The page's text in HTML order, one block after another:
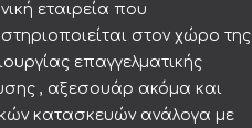
εταιρεία που
στον χώρο της
επαγγελματικής
, αξεσουάρ ακόμα και
κατασκευών ανάλογα με